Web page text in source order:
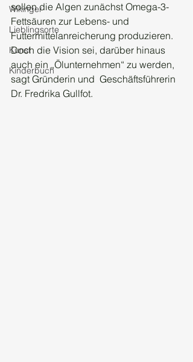
Wikinger
Lieblingsorte
Kunst
Kinderbuch
sollen die Algen zunächst Omega-3-
Fettsäuren zur Lebens- und
Futtermittelanreicherung produzieren.
Doch die Vision sei, darüber hinaus
auch ein „Ölunternehmen“ zu werden,
sagt Gründerin und  Geschäftsführerin
Dr. Fredrika Gullfot.